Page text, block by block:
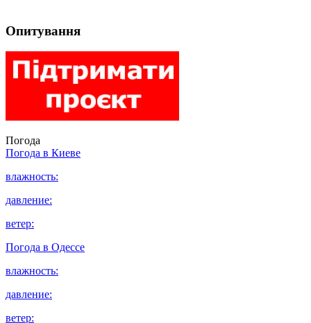
Опитування
Погода
Погода в Киеве
влажность:
давление:
ветер:
Погода в Одессе
влажность:
давление:
ветер: